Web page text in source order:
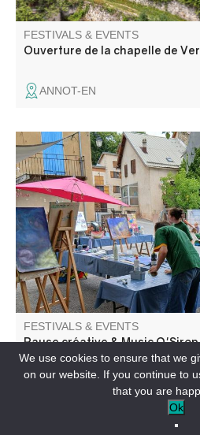
FESTIVALS & EVENTS
Ouverture de la chapelle de
ANNOT-EN
Pause Créative : un atelier
accompagnés, suivie de Music
musique inspirée dans l’instant
sirop, les rencontres et les
un esprit convivial.
FESTIVALS & EVENTS
Pause créative & Music O'Sirop
THORAME-HAUTE-EN
We use cookies to ensure that we
on our website. If you continue to
that you are
Ok